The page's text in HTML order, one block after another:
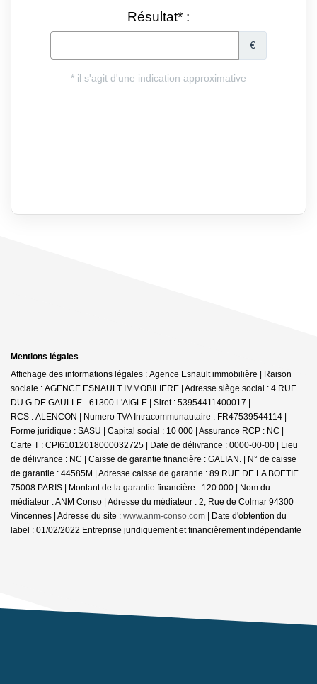
Mentions légales
Affichage des informations légales : Agence Esnault immobilière | Raison
sociale : AGENCE ESNAULT IMMOBILIERE | Adresse siège social : 4 RUE
DU G DE GAULLE - 61300 L'AIGLE | Siret : 53954411400017 |
RCS : ALENCON | Numero TVA Intracommunautaire : FR47539544114 |
Forme juridique : SASU | Capital social : 10 000 | Assurance RCP : NC |
Carte T : CPI61012018000032725 | Date de délivrance : 0000-00-00 | Lieu
de délivrance : NC | Caisse de garantie financière : GALIAN. | N° de caisse
de garantie : 44585M | Adresse caisse de garantie : 89 RUE DE LA BOETIE
75008 PARIS | Montant de la garantie financière : 120 000 | Nom du
médiateur : ANM Conso | Adresse du médiateur : 2, Rue de Colmar 94300
Vincennes | Adresse du site : www.anm-conso.com | Date d'obtention du
label : 01/02/2022 Entreprise juridiquement et financièrement indépendante